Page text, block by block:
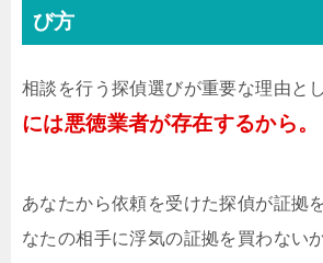
び方
相談を行う探偵選びが重要な理由と
には悪徳業者が存在するから。
あなたから依頼を受けた探偵が証拠
なたの相手に浮気の証拠を買わない